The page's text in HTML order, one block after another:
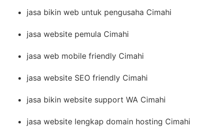
jasa bikin web untuk pengusaha Cimahi
jasa website pemula Cimahi
jasa web mobile friendly Cimahi
jasa website SEO friendly Cimahi
jasa bikin website support WA Cimahi
jasa website lengkap domain hosting Cimahi